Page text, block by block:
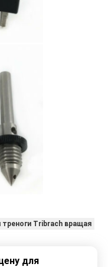
треноги Tribrach вращая
для